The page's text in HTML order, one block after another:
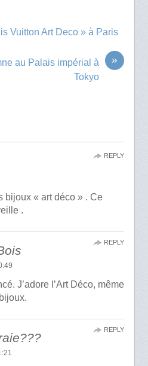
Vuitton Art Deco » à Paris
»
au Palais impérial à
Tokyo
bijoux « art déco » . Ce
.
REPLY
J’adore l’Art Déco, même
REPLY
REPLY